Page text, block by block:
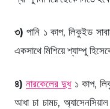
৩) পানি ১ কাপ, লিকুইড
একসাথে মিশিয়ে শ্যাম্পু
৪) নারকেলের দুধ১ কাপ,
আধা চা চামচ,